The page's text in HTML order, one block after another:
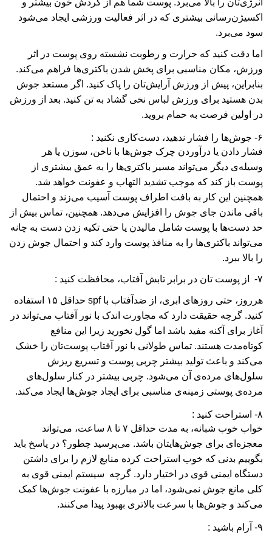
انرژی‌تان را بالا می‌برد. پوست شما هم از گردش خون بیشتر و
اکسیژن‌رسانی بیشتری که در اثر فعالیت ورزشی ایجاد می‌شود
سود می‌برد.
اما دقت کنید که حرارت و رطوبت نشسته روی پوست در اثر
ورزش، مکان مناسبی برای پخش شدن باکتری‌ها فراهم می‌کند.
بنابراین، پیش از ورزش آرایش‌تان را پاک کنید. اگر مستعد جوش
بدن هستید برای ورزش لباس نخی گشاد به تن کنید. بعد از ورزش
در اولین فرصت به حمام بروید.
۶- جوش‌ها را فشار ندهید، دست‌کاری نکنید :
فشار دادن یا درآوردن چرک جوش‌ها با ناخن، سوزن یا هر
وسیله‌ی دیگر می‌تواند مسیر باکتری‌ها را به عمق بیشتری از
پوست باز کند که موجب تشدید التهاب و عفونت خواهد شد.
همچنین این کار به بافت اطراف پوست آسیب می‌زند و احتمال
باقی ماندن جای جوش را افزایش می‌دهد. همچنین، تماس بیش از
حد دست‌ها با پوست شامل مالیدن یا حتی تکیه زدن دست به چانه
می‌تواند باکتری‌ها را به منافذ پوست وارد کند و احتمال جوش زدن
را بالا ببرد.
۷- از پوست‌ تان در برابر تابش آفتاب، محافظت کنید :
هرروز، حتی روزهای ابری، از ضدآفتاب با spf حداقل ۱۵ استفاده
کنید. گرچه حقیقت دارد که مجاورت اندک با نور آفتاب می‌تواند در
آغاز برای آکنه مفید باشد اما گول نخورید زیرا این منافع
کوتاه‌مدت هستند. تماس طولانی با نور آفتاب پوست‌تان را خشک
می‌کند و باعث تولید بیشتر چربی پوست و تسریع ریزش
سلول‌های مرده‌ی آن می‌شود. چربی بیشتر در کنار سلول‌های
مرده‌ی پوستی زمینه‌ی مناسبی برای ایجاد جوش‌ها ایجاد می‌کند.
۸- استراحت کنید :
خواب خوب شبانه، به مدت حداقل ۷ تا ۸ ساعت، می‌تواند
معجزه‌ای برای جوش‌هایتان باشد. می‌پرسید چطور؟ در پاسخ باید
بگوییم بدنی که خوب استراحت‌ کرده منابع لازم را برای داشتن
دستگاه ایمنی قوی در اختیار دارد. گرچه سیستم ایمنی قوی به
کلی مانع جوش نمی‌شود، اما در مبارزه با عفونت جوش‌ها کمک
می‌کند و جوش‌ها با سرعت بالاتری بهبود پیدا می‌کنند.
۹- آرام باشید :